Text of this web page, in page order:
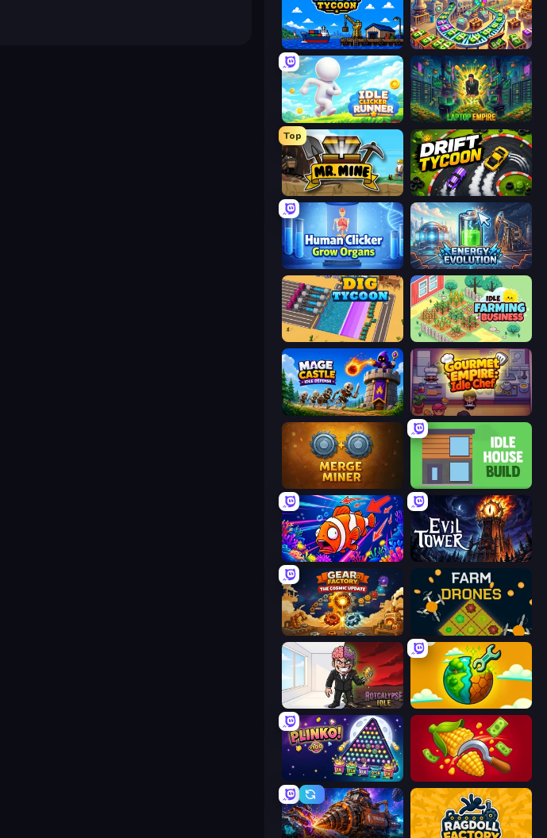
Harbor Tycoon Money Factory: Tycoon Idle Game
Idle Clicker Runner Laptop Empire
Top
Mr. Mine Drift Tycoon
Human Clicker: Grow Organs Energy Evolution
Dig Tycoon Idle Farming Business
Mage Castle Idle Defense Gourmet Empire: Idle Chef
Merge Miner Idle House Build
Fish Catch Idle Evil Tower
Gear Factory Farm Drones
Rotcalypse: Idle Incremental Land Explorers: Merge & Build
PLINKO! Farm-51: Secret Harvest